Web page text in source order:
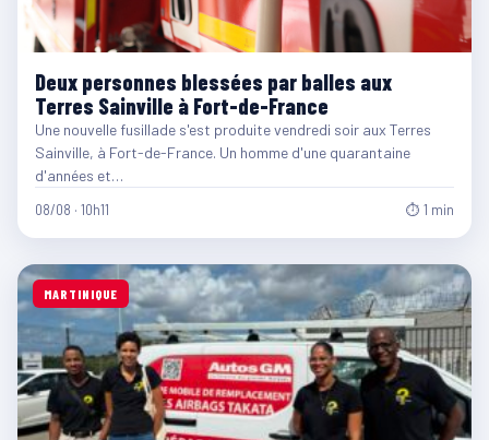
Deux personnes blessées par balles aux
Terres Sainville à Fort-de-France
Une nouvelle fusillade s'est produite vendredi soir aux Terres
Sainville, à Fort-de-France. Un homme d'une quarantaine
d'années et…
08/08 · 10h11 ⏱ 1 min
MARTINIQUE